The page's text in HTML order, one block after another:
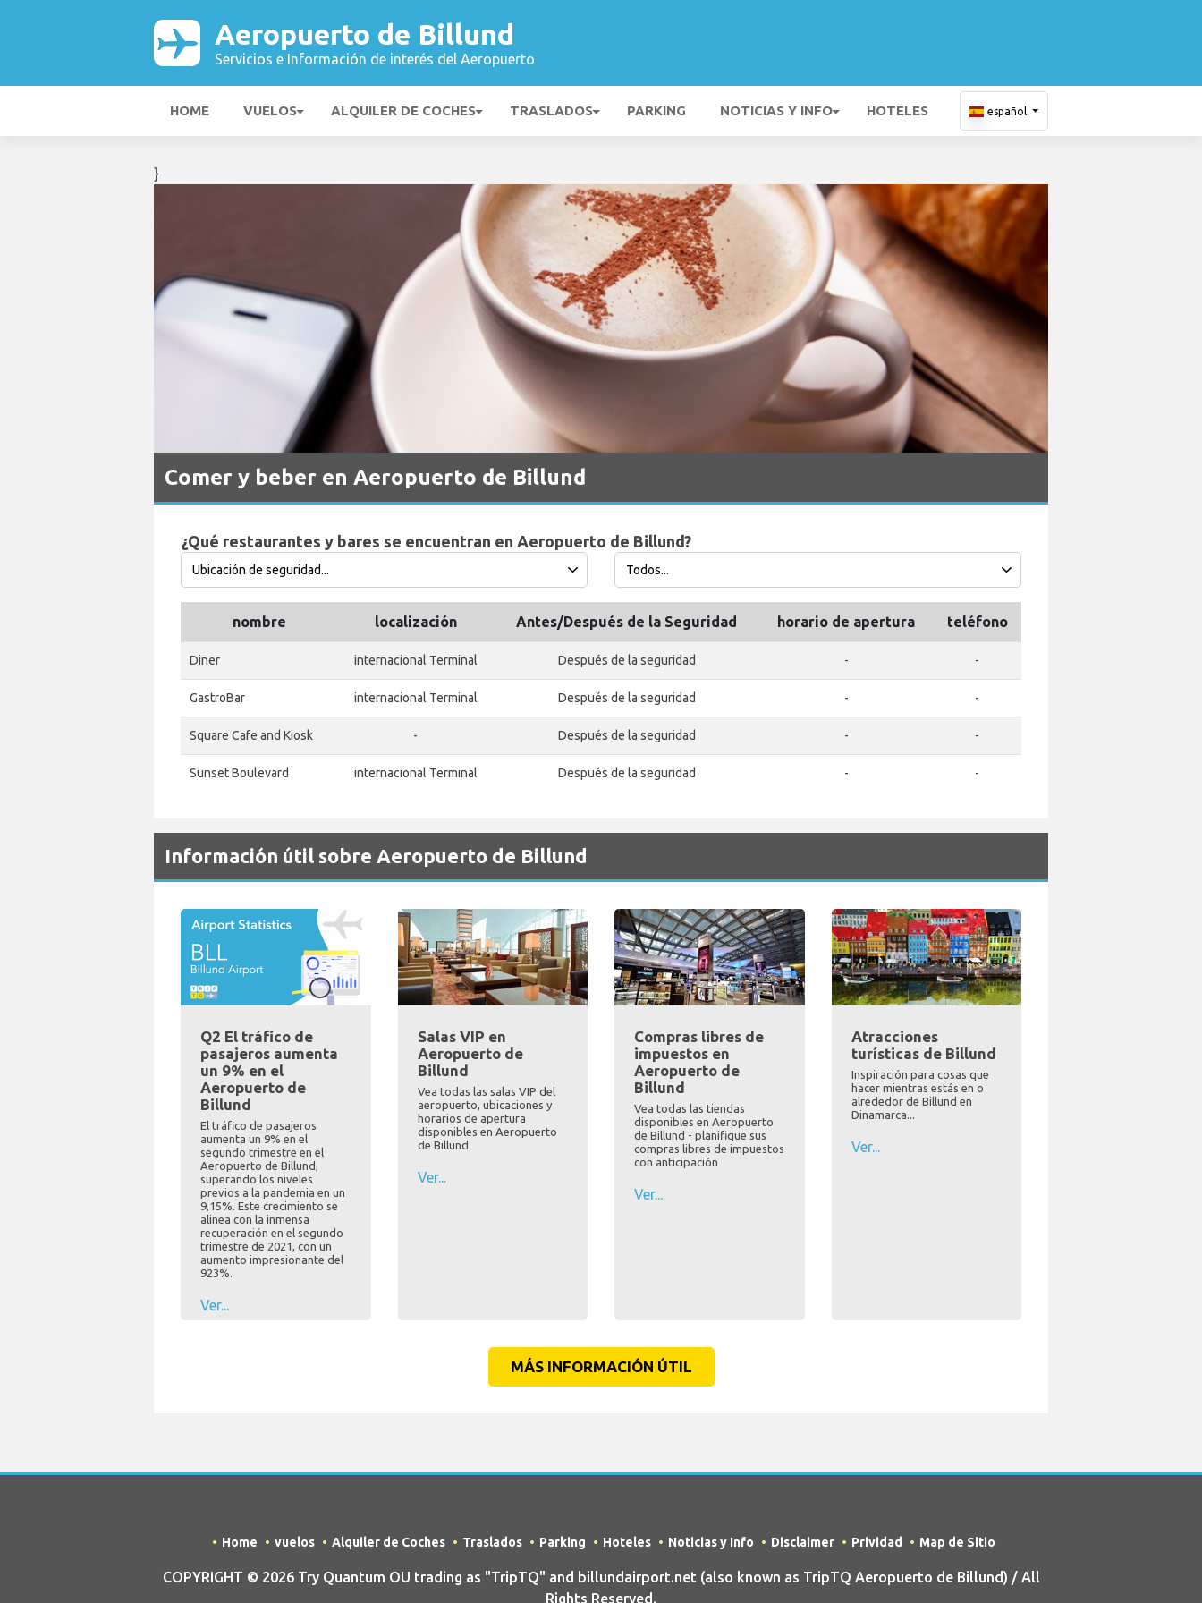
Aeropuerto de Billund
Servicios e Información de interés del Aeropuerto
HOME VUELOS ALQUILER DE COCHES TRASLADOS PARKING NOTICIAS Y INFO HOTELES español
}
Comer y beber en Aeropuerto de Billund
¿Qué restaurantes y bares se encuentran en Aeropuerto de Billund?
nombre localización Antes/Después de la Seguridad horario de apertura teléfono
Diner internacional Terminal Después de la seguridad - -
GastroBar internacional Terminal Después de la seguridad - -
Square Cafe and Kiosk - Después de la seguridad - -
Sunset Boulevard internacional Terminal Después de la seguridad - -
Información útil sobre Aeropuerto de Billund
Q2 El tráfico de
pasajeros aumenta
un 9% en el
Aeropuerto de
Billund
El tráfico de pasajeros
aumenta un 9% en el
segundo trimestre en el
Aeropuerto de Billund,
superando los niveles
previos a la pandemia en un
9,15%. Este crecimiento se
alinea con la inmensa
recuperación en el segundo
trimestre de 2021, con un
aumento impresionante del
923%.
Ver...
Salas VIP en
Aeropuerto de
Billund
Vea todas las salas VIP del
aeropuerto, ubicaciones y
horarios de apertura
disponibles en Aeropuerto
de Billund
Ver...
Compras libres de
impuestos en
Aeropuerto de
Billund
Vea todas las tiendas
disponibles en Aeropuerto
de Billund - planifique sus
compras libres de impuestos
con anticipación
Ver...
Atracciones
turísticas de Billund
Inspiración para cosas que
hacer mientras estás en o
alrededor de Billund en
Dinamarca...
Ver...
MÁS INFORMACIÓN ÚTIL
Home vuelos Alquiler de Coches Traslados Parking Hoteles Noticias y Info Disclaimer Prividad Map de Sitio
COPYRIGHT © 2026 Try Quantum OU trading as "TripTQ" and billundairport.net (also known as TripTQ Aeropuerto de Billund) / All
Rights Reserved.